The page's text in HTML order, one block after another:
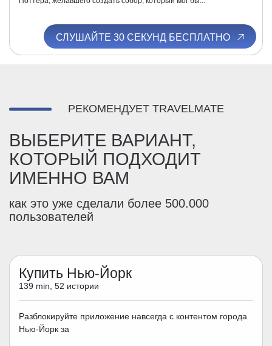
СЛУШАЙТЕ 30 СЕКУНД БЕСПЛАТНО
РЕКОМЕНДУЕТ TRAVELMATE
ВЫБЕРИТЕ ВАРИАНТ,
КОТОРЫЙ ПОДХОДИТ
ИМЕННО ВАМ
как это уже сделали более 500.000
пользователей
Купить Нью-Йорк
139 min, 52 истории
Разблокируйте приложение навсегда с контентом города
Нью-Йорк за